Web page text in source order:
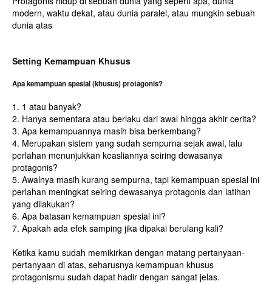
modern, waktu dekat, atau dunia paralel, atau mungkin sebuah
dunia atas
Setting Kemampuan Khusus
Apa kemampuan spesial (khusus) protagonis?
1. 1 atau banyak?
2. Hanya sementara atau berlaku dari awal hingga akhir cerita?
3. Apa kemampuannya masih bisa berkembang?
4. Merupakan sistem yang sudah sempurna sejak awal, lalu
perlahan menunjukkan keasliannya seiring dewasanya
protagonis?
5. Awalnya masih kurang sempurna, tapi kemampuan spesial ini
perlahan meningkat seiring dewasanya protagonis dan latihan
yang dilakukan?
6. Apa batasan kemampuan spesial ini?
7. Apakah ada efek samping jika dipakai berulang kali?
Ketika kamu sudah memikirkan dengan matang pertanyaan-
pertanyaan di atas, seharusnya kemampuan khusus
protagonismu sudah dapat hadir dengan sangat jelas.